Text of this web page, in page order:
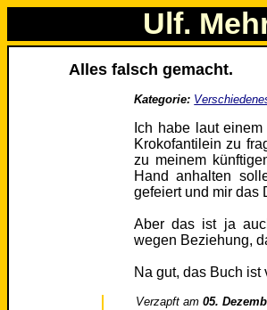
Ulf.
Alles falsch gemacht.
Kategorie:
Ich habe laut
Krokofantilein zu
zu meinem
Hand anhalten
gefeiert und mir das
Aber das ist ja
wegen Beziehung,
Na gut, das Buch ist
Verzapft am05.